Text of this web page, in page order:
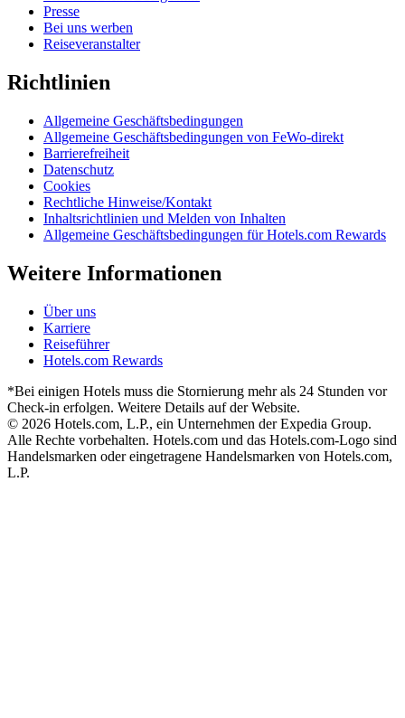
Presse
Bei uns werben
Reiseveranstalter
Richtlinien
Allgemeine Geschäftsbedingungen
Allgemeine Geschäftsbedingungen von FeWo-direkt
Barrierefreiheit
Datenschutz
Cookies
Rechtliche Hinweise/Kontakt
Inhaltsrichtlinien und Melden von Inhalten
Allgemeine Geschäftsbedingungen für Hotels.com Rewards
Weitere Informationen
Über uns
Karriere
Reiseführer
Hotels.com Rewards
*Bei einigen Hotels muss die Stornierung mehr als 24 Stunden vor
Check-in erfolgen. Weitere Details auf der Website.
© 2026 Hotels.com, L.P., ein Unternehmen der Expedia Group.
Alle Rechte vorbehalten. Hotels.com und das Hotels.com-Logo sind
Handelsmarken oder eingetragene Handelsmarken von Hotels.com,
L.P.